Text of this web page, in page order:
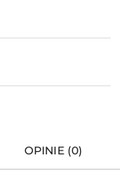
OPINIE (0)